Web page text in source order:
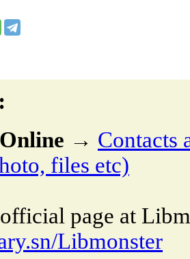
→ Contacts
files etc)
page at
Libmonster